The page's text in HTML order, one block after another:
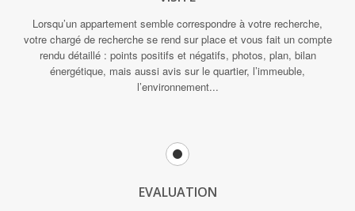
Lorsqu’un appartement semble correspondre à votre recherche,
votre chargé de recherche se rend sur place et vous fait un compte
rendu détaillé : points positifs et négatifs, photos, plan, bilan
énergétique, mais aussi avis sur le quartier, l’immeuble,
l’environnement...
EVALUATION